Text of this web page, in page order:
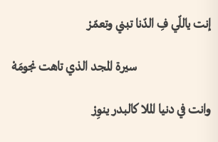
إنت ياللّي فِ الدّنا تبني وتعمّرْ
سيرة المجد الذي تاهت نجومَهْ
وانت في دنيا الملا كالبدر ينوِرْ